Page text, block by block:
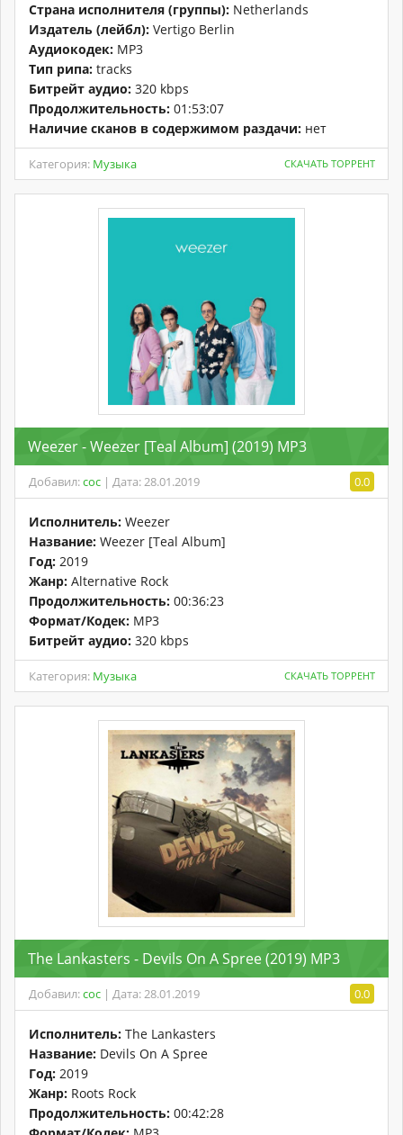
Страна исполнителя (группы): Netherlands
Издатель (лейбл): Vertigo Berlin
Аудиокодек: MP3
Тип рипа: tracks
Битрейт аудио: 320 kbps
Продолжительность: 01:53:07
Наличие сканов в содержимом раздачи: нет
Категория: Музыка СКАЧАТЬ ТОРРЕНТ
Weezer - Weezer [Teal Album] (2019) MP3
Добавил:coc | Дата: 28.01.2019 0.0
Исполнитель: Weezer
Название: Weezer [Teal Album]
Год: 2019
Жанр: Alternative Rock
Продолжительность: 00:36:23
Формат/Кодек: MP3
Битрейт аудио: 320 kbps
Категория: Музыка СКАЧАТЬ ТОРРЕНТ
The Lankasters - Devils On A Spree (2019) MP3
Добавил:coc | Дата: 28.01.2019 0.0
Исполнитель: The Lankasters
Название: Devils On A Spree
Год: 2019
Жанр: Roots Rock
Продолжительность: 00:42:28